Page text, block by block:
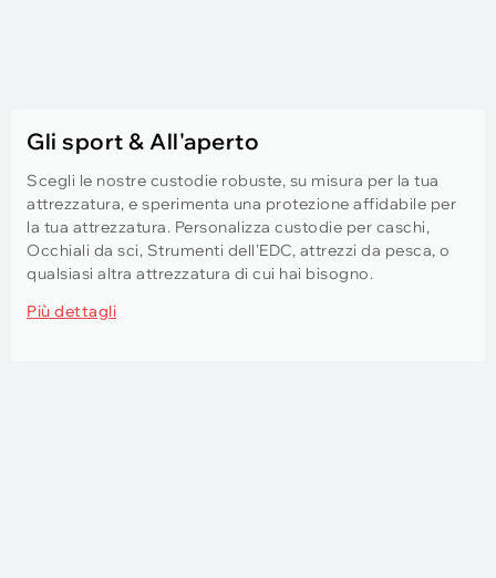
Gli sport & All'aperto
Scegli le nostre custodie robuste, su misura per la tua
attrezzatura, e sperimenta una protezione affidabile per
la tua attrezzatura. Personalizza custodie per caschi,
Occhiali da sci, Strumenti dell'EDC, attrezzi da pesca, o
qualsiasi altra attrezzatura di cui hai bisogno.
Più dettagli